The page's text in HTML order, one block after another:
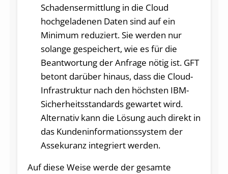
Schadensermittlung in die Cloud
hochgeladenen Daten sind auf ein
Minimum reduziert. Sie werden nur
solange gespeichert, wie es für die
Beantwortung der Anfrage nötig ist. GFT
betont darüber hinaus, dass die Cloud-
Infrastruktur nach den höchsten IBM-
Sicherheitsstandards gewartet wird.
Alternativ kann die Lösung auch direkt in
das Kundeninformationssystem der
Assekuranz integriert werden.
Auf diese Weise werde der gesamte